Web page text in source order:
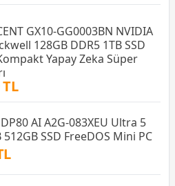
GX10-GG0003BN NVIDIA
128GB DDR5 1TB SSD
Yapay Zeka Süper
AI A2G-083XEU Ultra 5
512GB SSD FreeDOS Mini PC